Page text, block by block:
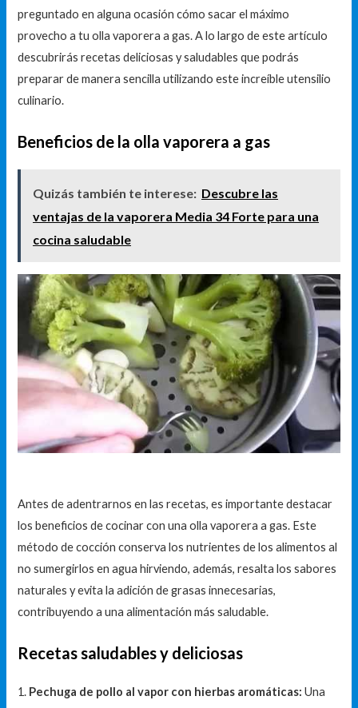
preguntado en alguna ocasión cómo sacar el máximo
provecho a tu olla vaporera a gas. A lo largo de este artículo
descubrirás recetas deliciosas y saludables que podrás
preparar de manera sencilla utilizando este increíble utensilio
culinario.
Beneficios de la olla vaporera a gas
Quizás también te interese: Descubre las
ventajas de la vaporera Media 34 Forte para una
cocina saludable
Antes de adentrarnos en las recetas, es importante destacar
los beneficios de cocinar con una olla vaporera a gas. Este
método de cocción conserva los nutrientes de los alimentos al
no sumergirlos en agua hirviendo, además, resalta los sabores
naturales y evita la adición de grasas innecesarias,
contribuyendo a una alimentación más saludable.
Recetas saludables y deliciosas
1. Pechuga de pollo al vapor con hierbas aromáticas: Una